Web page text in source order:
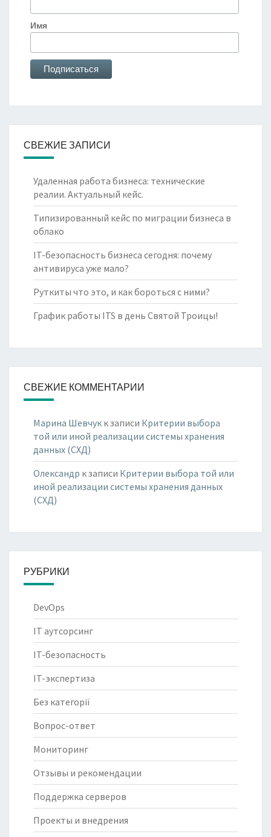
Имя
СВЕЖИЕ ЗАПИСИ
Удаленная работа бизнеса: технические
реалии. Актуальный кейс.
Типизированный кейс по миграции бизнеса в
облако
IT-безопасность бизнеса сегодня: почему
антивируса уже мало?
Руткиты что это, и как бороться с ними?
График работы ITS в день Святой Троицы!
СВЕЖИЕ КОММЕНТАРИИ
Марина Шевчук к записи Критерии выбора
той или иной реализации системы хранения
данных (СХД)
Олександр к записи Критерии выбора той или
иной реализации системы хранения данных
(СХД)
РУБРИКИ
DevOps
IT аутсорсинг
IT-безопасность
IT-экспертиза
Без категорії
Вопрос-ответ
Мониторинг
Отзывы и рекомендации
Поддержка серверов
Проекты и внедрения